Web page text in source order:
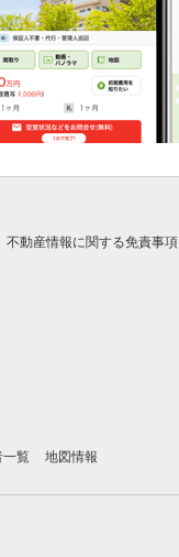
不動産情報に関する免責事項
一覧 地図情報